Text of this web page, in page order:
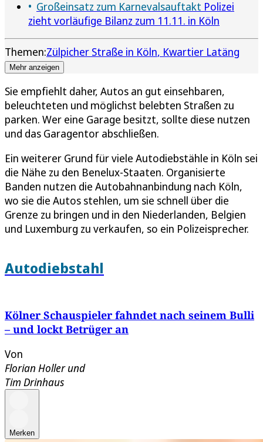
Großeinsatz zum Karnevalsauftakt Polizei
zieht vorläufige Bilanz zum 11.11. in Köln
Themen:Zülpicher Straße in Köln Kwartier Latäng
Mehr anzeigen
Sie empfiehlt daher, Autos an gut einsehbaren,
beleuchteten und möglichst belebten Straßen zu
parken. Wer eine Garage besitzt, sollte diese nutzen
und das Garagentor abschließen.
Ein weiterer Grund für viele Autodiebstähle in Köln sei
die Nähe zu den Benelux-Staaten. Organisierte
Banden nutzen die Autobahnanbindung nach Köln,
wo sie die Autos stehlen, um sie schnell über die
Grenze zu bringen und in den Niederlanden, Belgien
und Luxemburg zu verkaufen, so ein Polizeisprecher.
Autodiebstahl
Kölner Schauspieler fahndet nach seinem Bulli
– und lockt Betrüger an
Von
Florian Hollerund
Tim Drinhaus
Merken